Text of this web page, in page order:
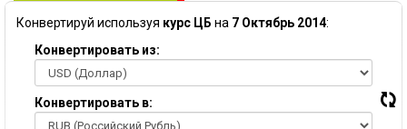
Конвертируй используя курс ЦБ на 7 Октябрь 2014:
Конвертировать из:
Конвертировать в: